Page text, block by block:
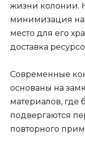
жизни колонии.
минимизация
место для его
доставка
Современные
основаны на
материалов, где
подвергаются
повторного